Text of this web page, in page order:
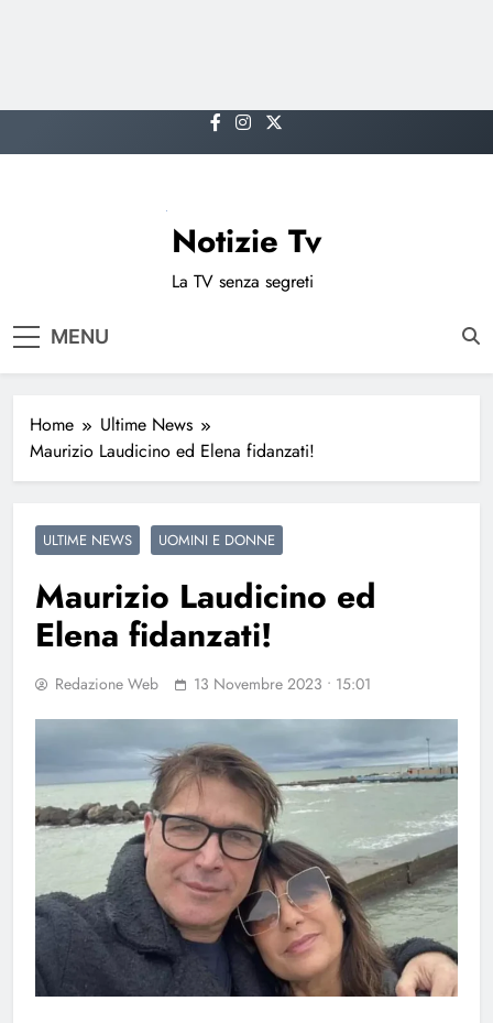
to
Notizie Tv
La TV senza segreti
MENU
Home
Ultime News
Maurizio Laudicino ed Elena fidanzati!
ULTIME NEWS UOMINI E DONNE
Maurizio Laudicino ed
Elena fidanzati!
Redazione Web 13 Novembre 2023 • 15:01